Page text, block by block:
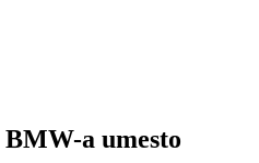
BMW-a umesto